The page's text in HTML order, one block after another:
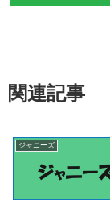
関連記事
ジャニーズ